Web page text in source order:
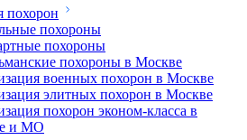
похорон
похороны
похороны
похороны в Москве
военных похорон в Москве
элитных похорон в Москве
похорон эконом-класса в
и МО